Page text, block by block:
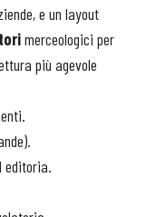
e un layout
merceologici per
più agevole
editoria.